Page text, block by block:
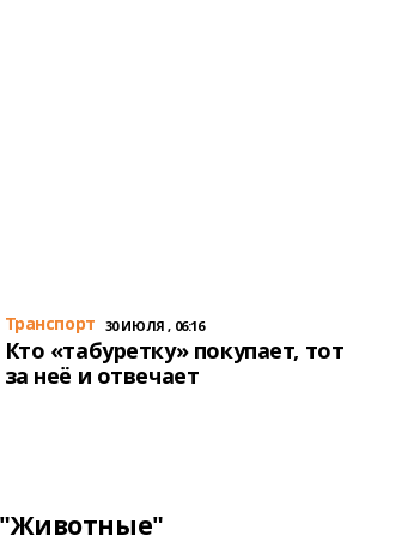
Транспорт 30 ИЮЛЯ , 06:16
Кто «табуретку» покупает, тот
за неё и отвечает
"Животные"